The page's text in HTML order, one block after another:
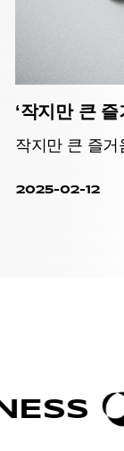
‘작지만 큰
작지만 큰 즐거
2025-02-12